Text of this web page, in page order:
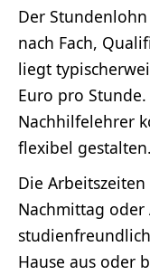
Der
nach Fach,
liegt
Euro pro
Nachhilfelehrer
flexibel gestalten.
Die
Nachmittag
Hause aus oder